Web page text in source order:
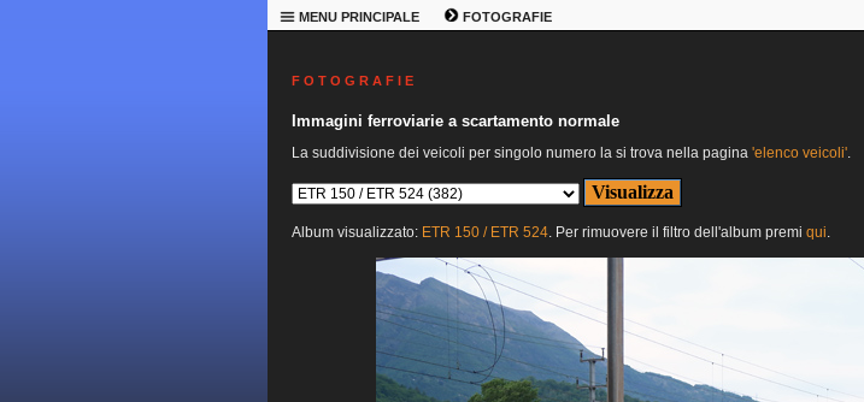
MENU PRINCIPALE FOTOGRAFIE
F O T O G R A F I E
Immagini ferroviarie a scartamento normale
La suddivisione dei veicoli per singolo numero la si trova nella pagina 'elenco veicoli'.
Album visualizzato: ETR 150 / ETR 524. Per rimuovere il filtro dell'album premi qui.